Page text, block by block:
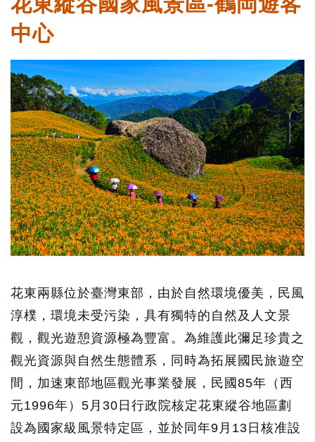
中心
花東兩縣位於臺灣東部，由於自然環境優美，民風
淳樸，環境未受污染，具有獨特的自然及人文景
觀，觀光遊憩資源極為豐富。為維護此彌足珍貴之
觀光資源與自然生態體系，同時為拓展國民旅遊空
間，加速東部地區觀光事業發展，民國85年（西
元1996年）5月30日行政院核定花東縱谷地區劃
設為國家級風景特定區，並於同年9月13日核准設